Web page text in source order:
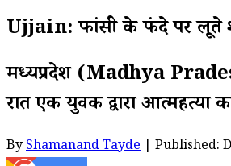
Ujjain: फांसी के फंदे पर झूलते
मध्यप्रदेश (Madhya
रात एक युवक द्वारा आत्महत्या
ByShamanand Tayde | Published: